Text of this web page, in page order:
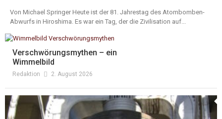
Von Michael Springer Heute ist der 81. Jahrestag des Atombomben-
Abwurfs in Hiroshima. Es war ein Tag, der die Zivilisation auf...
Verschwörungsmythen – ein
Wimmelbild
Redaktion 2. August 2026